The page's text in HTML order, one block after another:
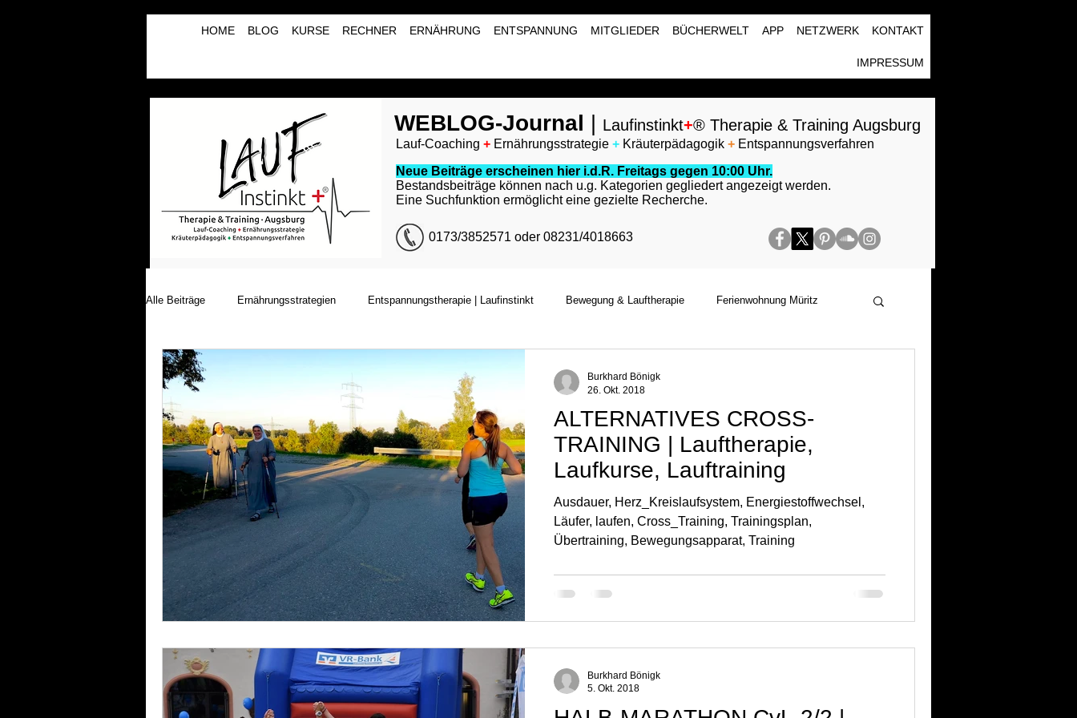
HOME BLOG KURSE RECHNER ERNÄHRUNG ENTSPANNUNG MITGLIEDER BÜCHERWELT APP NETZWERK KONTAKT
IMPRESSUM
WEBLOG-Journal Laufinstinkt+® Therapie & Training Augsburg
Lauf-Coaching + Ernährungsstrategie + Kräuterpädagogik + Entspannungsverfahren
Neue Beiträge erscheinen hier i.d.R. Freitags gegen 10:00 Uhr.
Bestandsbeiträge können nach u.g. Kategorien gegliedert angezeigt werden.
Eine Suchfunktion ermöglicht eine gezielte Recherche.
0173/3852571 oder 08231/4018663
Alle Beiträge Ernährungsstrategien Entspannungstherapie | Laufinstinkt Bewegung & Lauftherapie Ferienwohnung Müritz
Laufinstinkt+® Therapie & Training
Lauftherapie+Musiktherapie | λBVRM
ALTERNATIVES CROSS-
TRAINING | Lauftherapie,
Laufkurse, Lauftraining
Ausdauer, Herz_Kreislaufsystem, Energiestoffwechsel,
Läufer, laufen, Cross_Training, Trainingsplan,
Übertraining, Bewegungsapparat, Training
Burkhard Bönigk
26. Okt. 2018
Burkhard Bönigk
5. Okt. 2018